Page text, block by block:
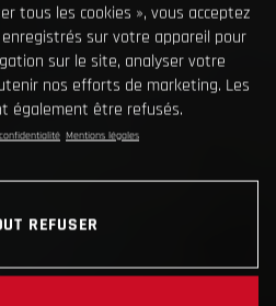
tous les cookies », vous acceptez
sur votre appareil pour
sur le site, analyser votre
nos efforts de marketing. Les
également être refusés.
Mentions légales
REFUSER